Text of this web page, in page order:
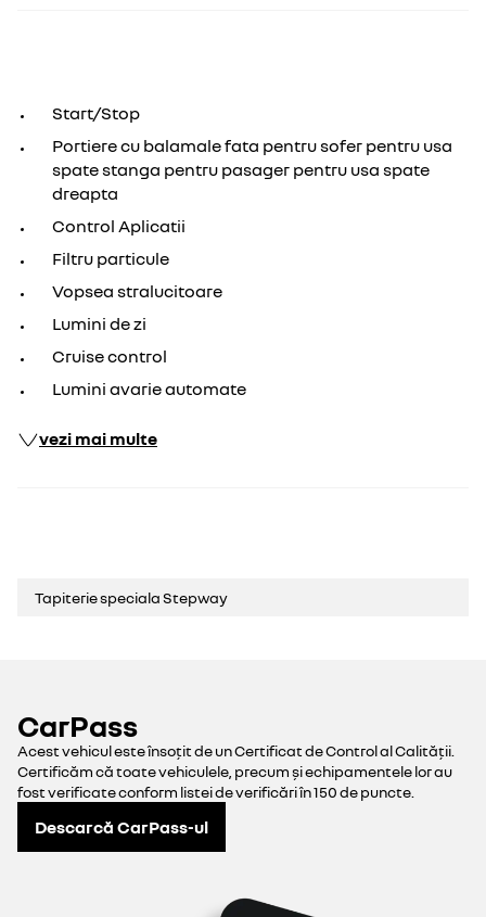
Start/Stop
Portiere cu balamale fata pentru sofer pentru usa
spate stanga pentru pasager pentru usa spate
dreapta
Control Aplicatii
Filtru particule
Vopsea stralucitoare
Lumini de zi
Cruise control
Lumini avarie automate
vezi mai multe
Tapiterie speciala Stepway
CarPass
Acest vehicul este însoțit de un Certificat de Control al Calității.
Certificăm că toate vehiculele, precum și echipamentele lor au
fost verificate conform listei de verificări în 150 de puncte.
Descarcă CarPass-ul